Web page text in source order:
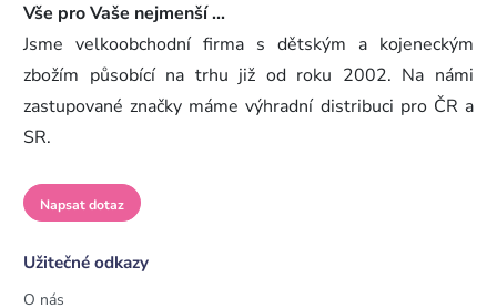
Vše pro Vaše nejmenší ...
Jsme velkoobchodní firma s dětským a kojeneckým
zbožím působící na trhu již od roku 2002. Na námi
zastupované značky máme výhradní distribuci pro ČR a
SR.
Napsat dotaz
Užitečné odkazy
O nás